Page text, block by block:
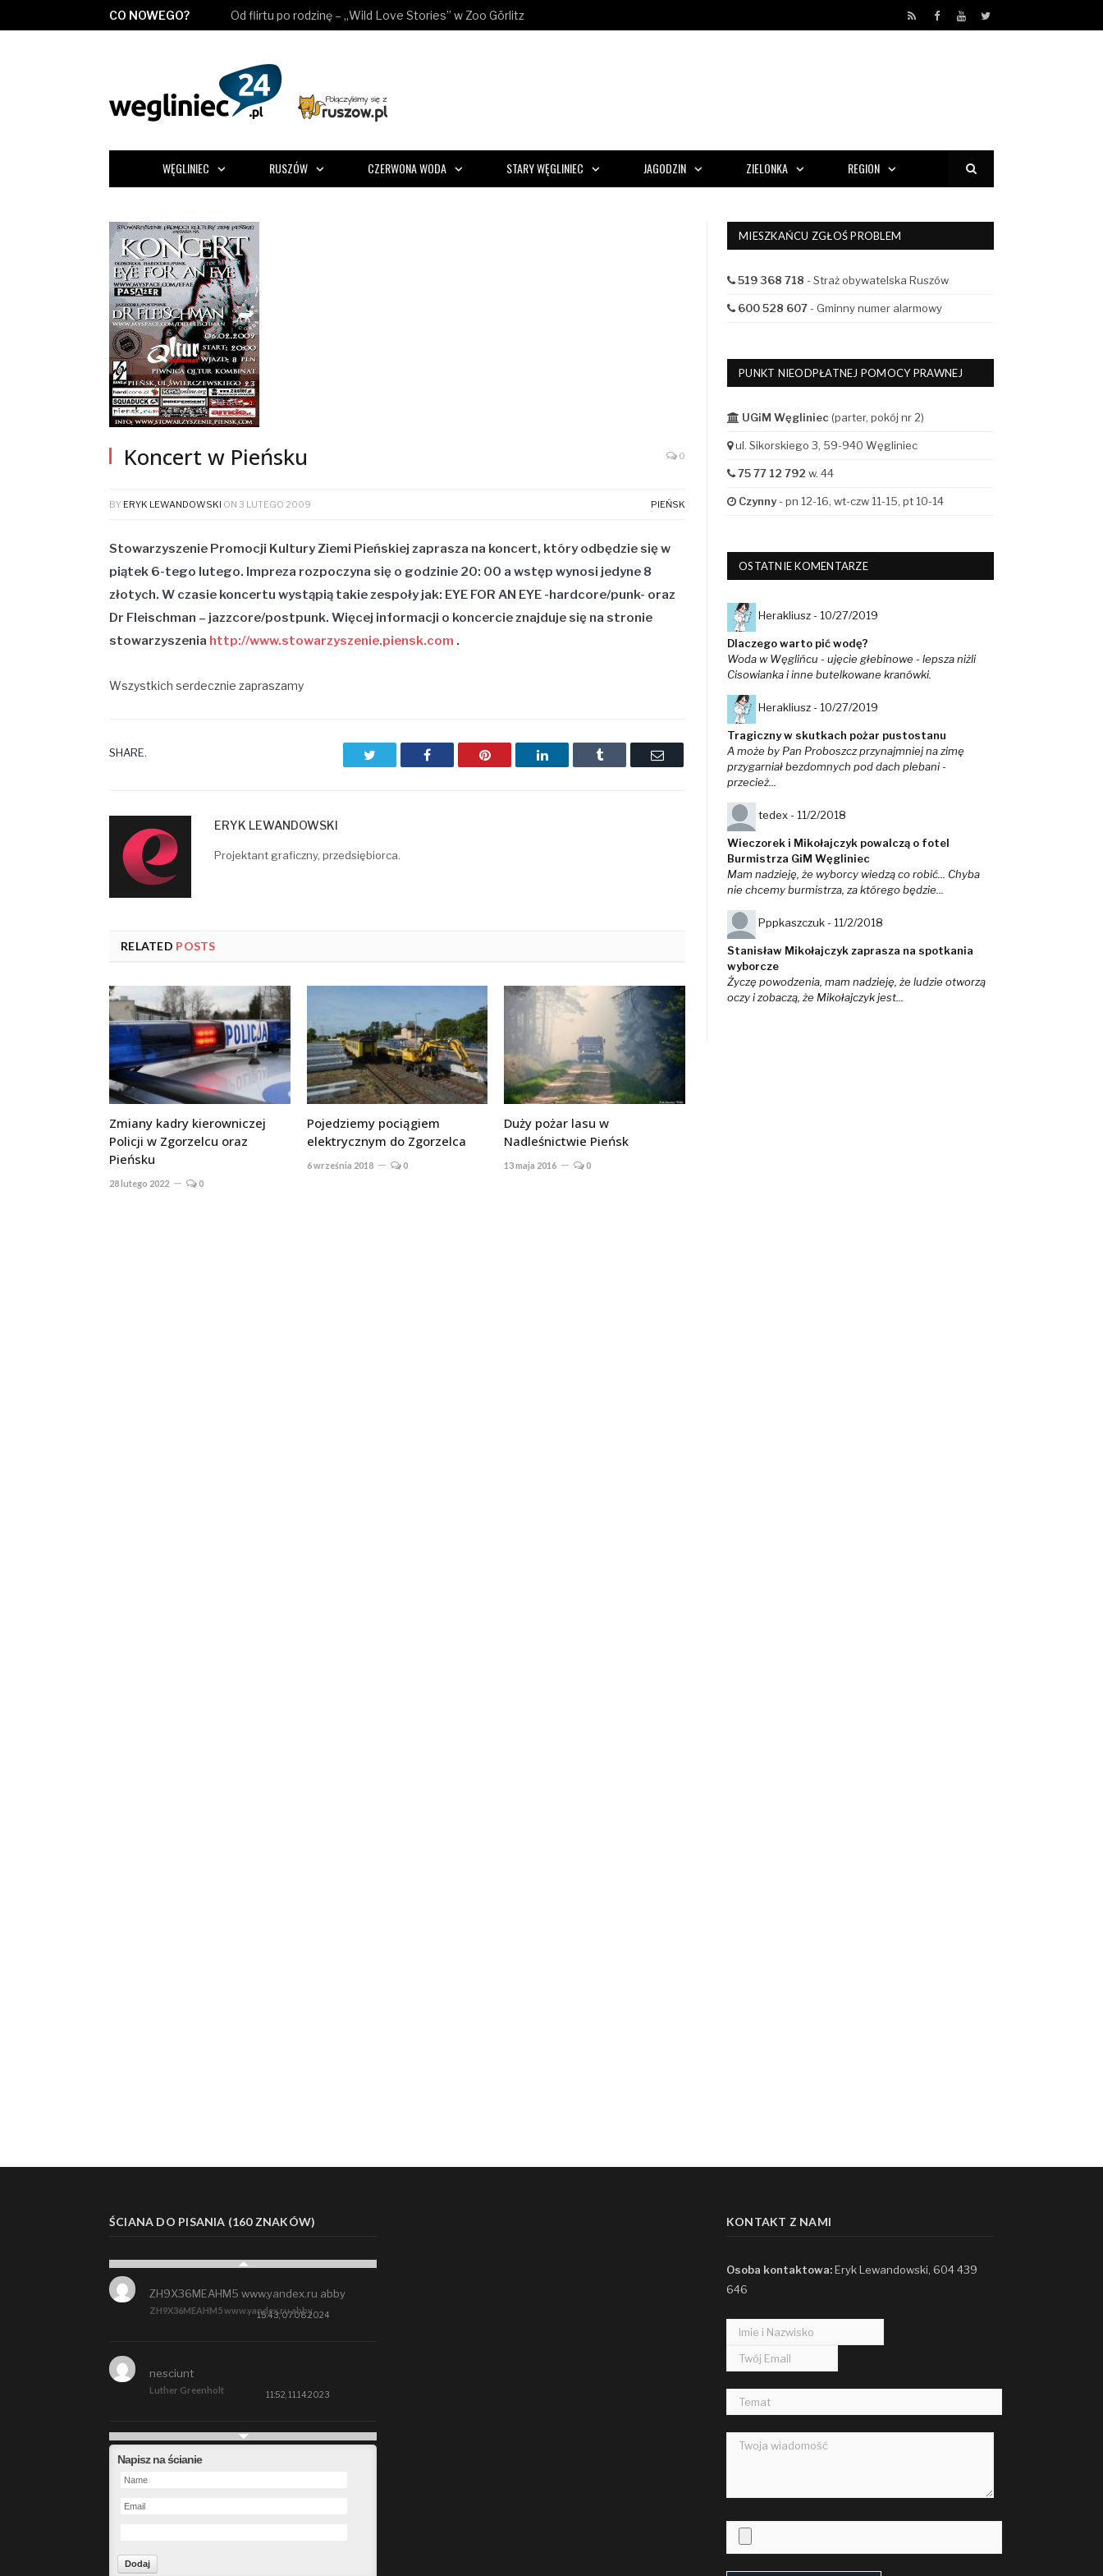
CO NOWEGO? Od flirtu po rodzinę – „Wild Love Stories” w Zoo Görlitz RSS Facebook
YouTube
Twitter
WĘGLINIEC RUSZÓW CZERWONA WODA STARY WĘGLINIEC JAGODZIN ZIELONKA REGION
Koncert w Pieńsku 0
BY ERYK LEWANDOWSKI ON 3 LUTEGO 2009 PIEŃSK
Stowarzyszenie Promocji Kultury Ziemi Pieńskiej zaprasza na koncert, który odbędzie się w
piątek 6-tego lutego. Impreza rozpoczyna się o godzinie 20: 00 a wstęp wynosi jedyne 8
złotych. W czasie koncertu wystąpią takie zespoły jak: EYE FOR AN EYE -hardcore/punk- oraz
Dr Fleischman – jazzcore/postpunk. Więcej informacji o koncercie znajduje się na stronie
stowarzyszenia http://www.stowarzyszenie.piensk.com .
Wszystkich serdecznie zapraszamy
SHARE. TwitterFacebookPinterestLinkedInTumblr Email
ERYK LEWANDOWSKI
Projektant graficzny, przedsiębiorca.
RELATED POSTS
Zmiany kadry kierowniczej
Policji w Zgorzelcu oraz
Pieńsku
28 lutego 2022 0
Pojedziemy pociągiem
elektrycznym do Zgorzelca
6 września 2018 0
Duży pożar lasu w
Nadleśnictwie Pieńsk
13 maja 2016 0
MIESZKAŃCU ZGŁOŚ PROBLEM
519 368 718 - Straż obywatelska Ruszów
600 528 607- Gminny numer alarmowy
PUNKT NIEODPŁATNEJ POMOCY PRAWNEJ
UGiM Węgliniec (parter, pokój nr 2)
ul. Sikorskiego 3, 59-940 Węgliniec
75 77 12 792 w. 44
Czynny- pn 12-16, wt-czw 11-15, pt 10-14
OSTATNIE KOMENTARZE
Herakliusz - 10/27/2019
Dlaczego warto pić wodę?
Woda w Węglińcu - ujęcie głebinowe - lepsza niżli
Cisowianka i inne butelkowane kranówki.
Herakliusz - 10/27/2019
Tragiczny w skutkach pożar pustostanu
A może by Pan Proboszcz przynajmniej na zimę
przygarniał bezdomnych pod dach plebani -
przecież...
tedex - 11/2/2018
Wieczorek i Mikołajczyk powalczą o fotel
Burmistrza GiM Węgliniec
Mam nadzieję, że wyborcy wiedzą co robić... Chyba
nie chcemy burmistrza, za którego będzie...
Pppkaszczuk - 11/2/2018
Stanisław Mikołajczyk zaprasza na spotkania
wyborcze
Życzę powodzenia, mam nadzieję, że ludzie otworzą
oczy i zobaczą, że Mikołajczyk jest...
ŚCIANA DO PISANIA (160 ZNAKÓW)
ZH9X36MEAHM5 www.yandex.ru abby
ZH9X36MEAHM5 www.yandex.ru abby
15:43, 07.08.2024
Luther Greenholt
nesciunt
11:52, 11.14.2023
Future
Napisz na ścianie
KONTAKT Z NAMI
Osoba kontaktowa:Eryk Lewandowski, 604 439
646